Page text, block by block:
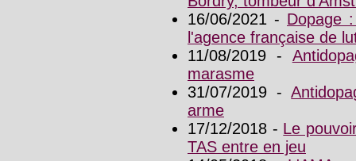
16/06/2021 - Dopage
l'agence française de
11/08/2019 -
marasme
31/07/2019 -
arme
17/12/2018 - Le
TAS entre en jeu